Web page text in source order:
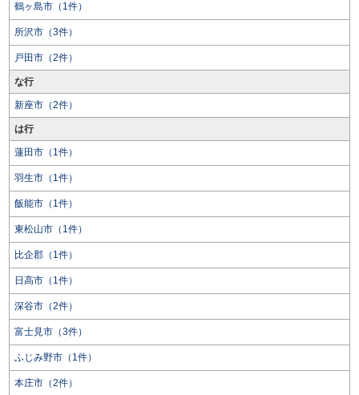
鶴ヶ島市（1件）
所沢市（3件）
戸田市（2件）
な行
新座市（2件）
は行
蓮田市（1件）
羽生市（1件）
飯能市（1件）
東松山市（1件）
比企郡（1件）
日高市（1件）
深谷市（2件）
富士見市（3件）
ふじみ野市（1件）
本庄市（2件）